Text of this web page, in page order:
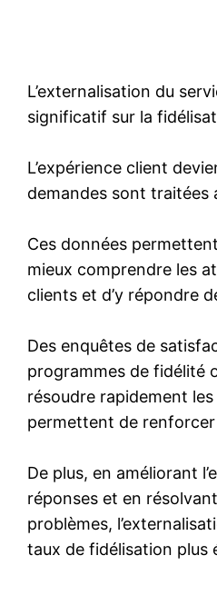
L’externalisation du
significatif sur la
L’expérience client
demandes sont traitées
Ces données
mieux comprendre les
clients et d’y répondre
Des enquêtes de
programmes de fidélité
résoudre rapidement
permettent de
De plus, en améliorant
réponses et en
problèmes,
taux de fidélisation plus